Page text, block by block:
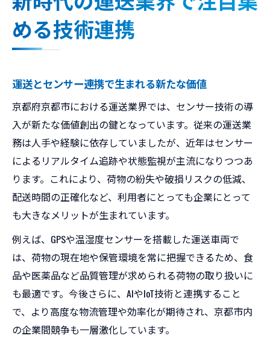
める技術連携
運送とセンサー連携で生まれる新たな価値
京都府京都市における運送業界では、センサー技術の導
入が新たな価値創出の鍵となっています。従来の運送業
務は人手や経験に依存していましたが、近年はセンサー
によるリアルタイム追跡や状態監視が主流になりつつあ
ります。これにより、荷物の紛失や破損リスクの低減、
配送時間の正確化など、利用者にとっても企業にとって
も大きなメリットが生まれています。
例えば、GPSや温湿度センサーを搭載した運送車両で
は、荷物の現在地や保管環境を常に把握できるため、食
品や医薬品など品質管理が求められる荷物の取り扱いに
も最適です。今後さらに、AIやIoT技術と連携すること
で、より高度な物流管理や効率化が期待され、京都市内
の企業間競争も一層激化しています。